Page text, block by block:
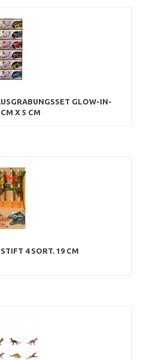
GLOW-IN-
X 5 CM
4 SORT. 19 CM